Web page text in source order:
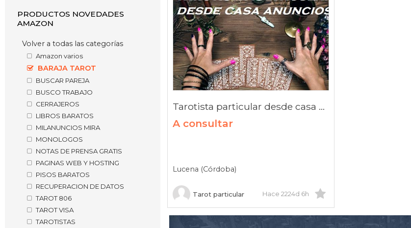
PRODUCTOS NOVEDADES
AMAZON
Volver a todas las categorías
Amazon varios
BARAJA TAROT
BUSCAR PAREJA
BUSCO TRABAJO
CERRAJEROS
LIBROS BARATOS
MILANUNCIOS MIRA
MONOLOGOS
NOTAS DE PRENSA GRATIS
PAGINAS WEB Y HOSTING
PISOS BARATOS
RECUPERACION DE DATOS
TAROT 806
TAROT VISA
TAROTISTAS
Tarotista particular desde casa o domicilio
A consultar
Tarot particular
Lucena (Córdoba)
Hace 2224d 6h